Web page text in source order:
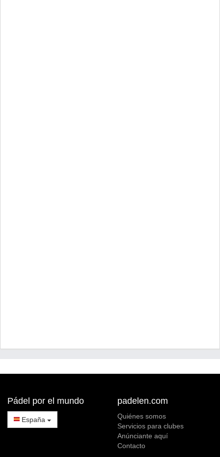
Pádel por el mundo
España
padelen.com
Quiénes somos
Servicios para clubes
Anúnciante aquí
Contacto